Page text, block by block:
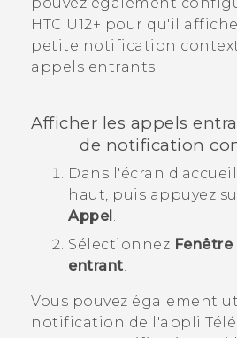
pouvez également
HTC U12+‍ pour qu'il
petite notification
appels entrants.
Afficher les appels
de notification
Dans l'écran d'accueil
haut, puis appuyez
Appel.
Sélectionnez
entrant.
Vous pouvez également
notification de l'appli